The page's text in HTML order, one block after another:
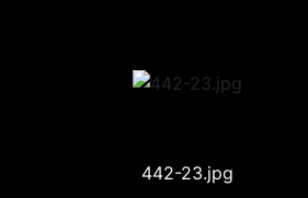
442-23.jpg